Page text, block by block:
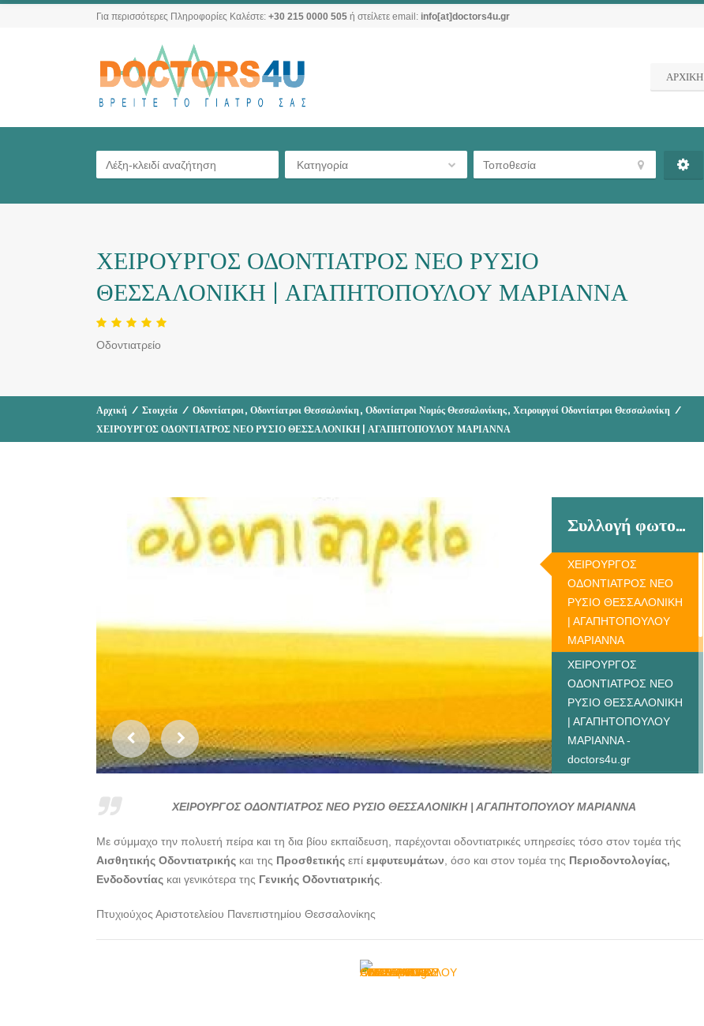
Για περισσότερες Πληροφορίες Καλέστε: +30 215 0000 505 ή στείλετε email: info[at]doctors4u.gr
ΑΡΧΙΚΗ
Κατηγορία
ΧΕΙΡΟΥΡΓΟΣ ΟΔΟΝΤΙΑΤΡΟΣ ΝΕΟ ΡΥΣΙΟ
ΘΕΣΣΑΛΟΝΙΚΗ | ΑΓΑΠΗΤΟΠΟΥΛΟΥ ΜΑΡΙΑΝΝΑ
Οδοντιατρείο
Αρχική / Στοιχεία / Οδοντίατροι, Οδοντίατροι Θεσσαλονίκη , Οδοντίατροι Νομός Θεσσαλονίκης, Χειρουργοί Οδοντίατροι Θεσσαλονίκη /
ΧΕΙΡΟΥΡΓΟΣ ΟΔΟΝΤΙΑΤΡΟΣ ΝΕΟ ΡΥΣΙΟ ΘΕΣΣΑΛΟΝΙΚΗ | ΑΓΑΠΗΤΟΠΟΥΛΟΥ ΜΑΡΙΑΝΝΑ
Συλλογή φωτογραφιών
ΧΕΙΡΟΥΡΓΟΣ
ΟΔΟΝΤΙΑΤΡΟΣ ΝΕΟ
ΡΥΣΙΟ ΘΕΣΣΑΛΟΝΙΚΗ
| ΑΓΑΠΗΤΟΠΟΥΛΟΥ
ΜΑΡΙΑΝΝΑ
ΧΕΙΡΟΥΡΓΟΣ
ΟΔΟΝΤΙΑΤΡΟΣ ΝΕΟ
ΡΥΣΙΟ ΘΕΣΣΑΛΟΝΙΚΗ
| ΑΓΑΠΗΤΟΠΟΥΛΟΥ
ΜΑΡΙΑΝΝΑ -
doctors4u.gr
ΟΔΟΝΤΙΑΤΡΟΣ ΝΕΟ
| ΑΓΑΠΗΤΟΠΟΥΛΟΥ
ΜΑΡΙΑΝΝΑ -
ΡΥΣΙΟ ΘΕΣΣΑΛΟΝΙΚΗ
ΧΕΙΡΟΥΡΓΟΣ ΟΔΟΝΤΙΑΤΡΟΣ ΝΕΟ ΡΥΣΙΟ ΘΕΣΣΑΛΟΝΙΚΗ | ΑΓΑΠΗΤΟΠΟΥΛΟΥ ΜΑΡΙΑΝΝΑ
Με σύμμαχο την πολυετή πείρα και τη δια βίου εκπαίδευση, παρέχονται οδοντιατρικές υπηρεσίες τόσο στον τομέα τής
Αισθητικής Οδοντιατρικής και της Προσθετικής επί εμφυτευμάτων , όσο και στον τομέα της Περιοδοντολογίας,
Ενδοδοντίας και γενικότερα της Γενικής Οδοντιατρικής
Πτυχιούχος Αριστοτελείου Πανεπιστημίου Θεσσαλονίκης